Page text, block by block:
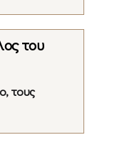
του
τους